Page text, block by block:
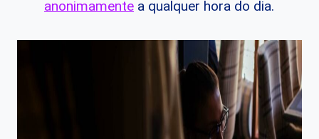
anonimamente a qualquer hora do dia.